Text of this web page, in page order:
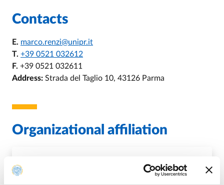
Contacts
E. marco.renzi@unipr.it
T. +39 0521 032612
F. +39 0521 032611
Address: Strada del Taglio 10, 43126 Parma
Organizational affiliation
Ambito Tecnico Dipartimento di Sc.